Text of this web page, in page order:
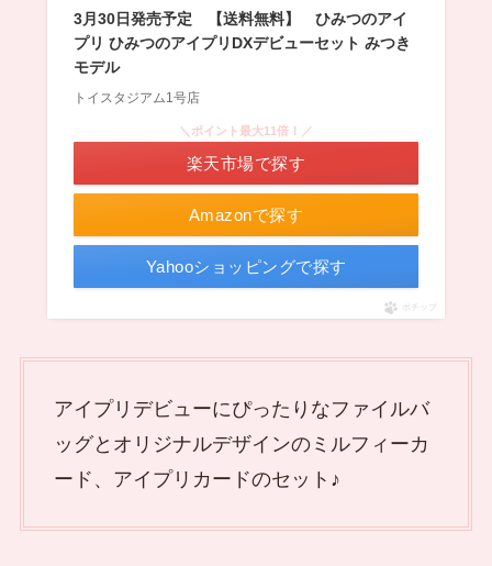
3月30日発売予定 【送料無料】 ひみつのアイ
プリ ひみつのアイプリDXデビューセット みつき
モデル
トイスタジアム1号店
Amazonで探す
＼ポイント最大11倍！／
楽天市場で探す
Yahooショッピングで探す
ポチップ
アイプリデビューにぴったりなファイルバ
ッグとオリジナルデザインのミルフィーカ
ード、アイプリカードのセット♪